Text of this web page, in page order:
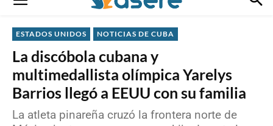
ESTADOS UNIDOS NOTICIAS DE CUBA
La discóbola cubana y
multimedallista olímpica Yarelys
Barrios llegó a EEUU con su familia
La atleta pinareña cruzó la frontera norte de